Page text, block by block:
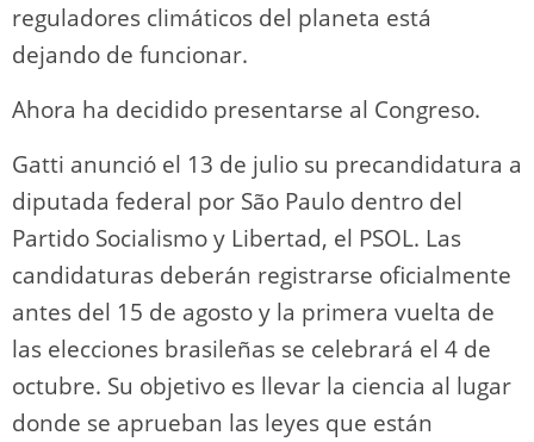
reguladores climáticos del planeta está
dejando de funcionar.
Ahora ha decidido presentarse al Congreso.
Gatti anunció el 13 de julio su precandidatura a
diputada federal por São Paulo dentro del
Partido Socialismo y Libertad, el PSOL. Las
candidaturas deberán registrarse oficialmente
antes del 15 de agosto y la primera vuelta de
las elecciones brasileñas se celebrará el 4 de
octubre. Su objetivo es llevar la ciencia al lugar
donde se aprueban las leyes que están